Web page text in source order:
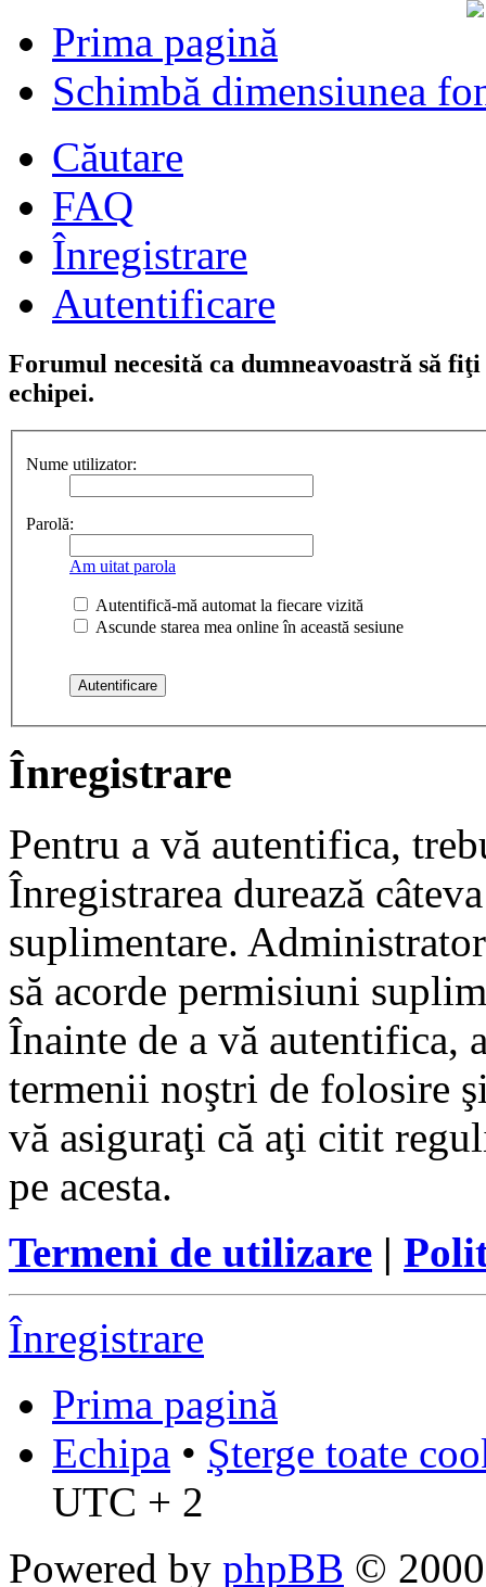
Prima pagină
Schimbă dimensiunea
Căutare
FAQ
Înregistrare
Autentificare
Forumul necesită ca dumneavoastră să
echipei.
Nume utilizator:
Parolă:
Am uitat parola
Autentifică-mă automat la fiecare vizită
Ascunde starea mea online în această sesiune
Înregistrare
Pentru a vă autentifica,
Înregistrarea durează
suplimentare.
să acorde permisiuni
Înainte de a vă autentifica,
termenii noştri de folosire
vă asiguraţi că aţi citit
pe acesta.
Termeni de utilizare |
Înregistrare
Prima pagină
Echipa • Şterge toate
UTC + 2
Powered by phpBB ©